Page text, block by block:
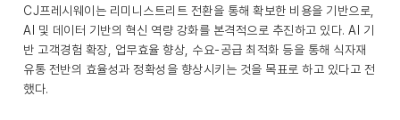
CJ프레시웨이는 리미니스트리트 전환을 통해 확보한 비용을 기반으로,
AI 및 데이터 기반의 혁신 역량 강화를 본격적으로 추진하고 있다. AI 기
반 고객경험 확장, 업무효율 향상, 수요-공급 최적화 등을 통해 식자재
유통 전반의 효율성과 정확성을 향상시키는 것을 목표로 하고 있다고 전
했다.